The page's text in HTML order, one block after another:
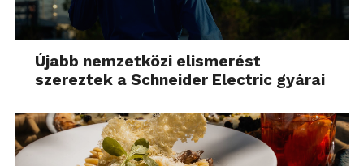
Újabb nemzetközi elismerést
szereztek a Schneider Electric gyárai